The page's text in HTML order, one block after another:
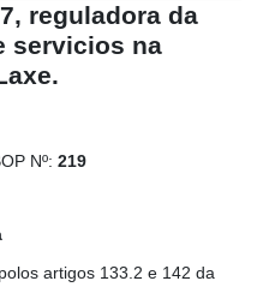
reguladora da
servicios na
Nº: 219
artigos 133.2 e 142 da